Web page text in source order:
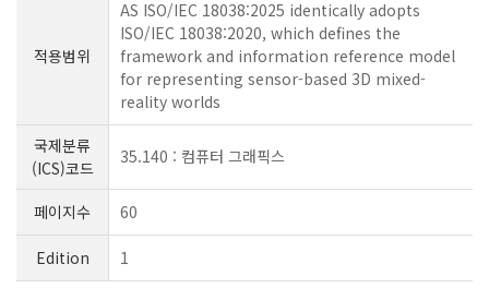
적용범위
AS ISO/IEC 18038:2025 identically adopts
ISO/IEC 18038:2020, which defines the
framework and information reference model
for representing sensor-based 3D mixed-
reality worlds
국제분류
(ICS)코드
35.140 : 컴퓨터 그래픽스
페이지수 60
Edition 1